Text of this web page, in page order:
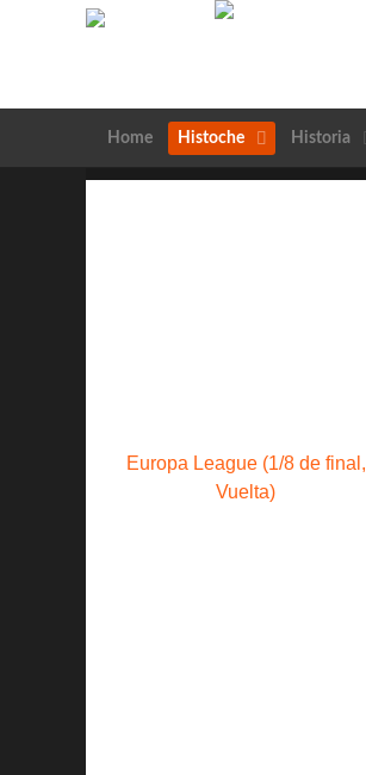
Home Histoche Historia
Europa League (1/8 de final,
Vuelta)